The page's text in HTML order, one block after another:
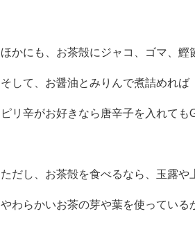
ほかにも、お茶殻にジャコ、ゴマ、鰹
そして、お醤油とみりんで煮詰めれば
ピリ辛がお好きなら唐辛子を入れても
ただし、お茶殻を食べるなら、玉露や
やわらかいお茶の芽や葉を使っている